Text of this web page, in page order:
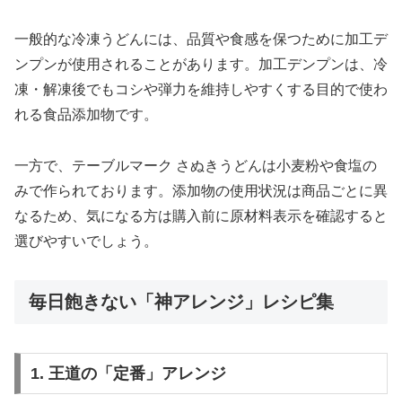
一般的な冷凍うどんには、品質や食感を保つために加工デ
ンプンが使用されることがあります。加工デンプンは、冷
凍・解凍後でもコシや弾力を維持しやすくする目的で使わ
れる食品添加物です。
一方で、テーブルマーク さぬきうどんは小麦粉や食塩の
みで作られております。添加物の使用状況は商品ごとに異
なるため、気になる方は購入前に原材料表示を確認すると
選びやすいでしょう。
毎日飽きない「神アレンジ」レシピ集
1. 王道の「定番」アレンジ